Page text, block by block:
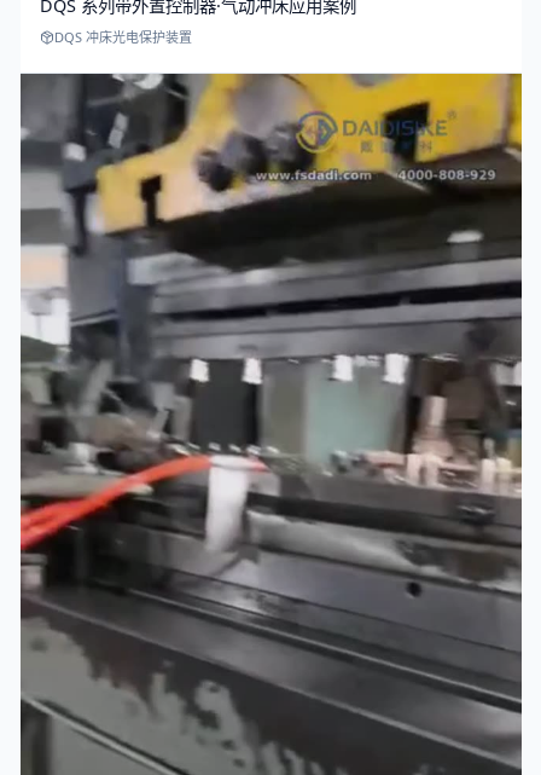
DQS 系列带外置控制器·气动冲床应用案例
DQS 冲床光电保护装置